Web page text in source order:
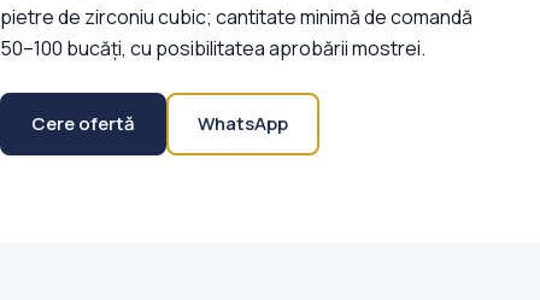
pietre de zirconiu cubic; cantitate minimă de comandă
50–100 bucăți, cu posibilitatea aprobării mostrei.
Cere ofertă WhatsApp